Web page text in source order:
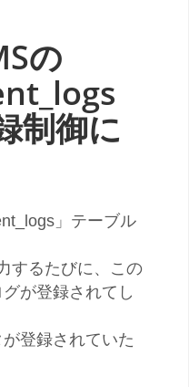
の
制御に
」テーブル
するたびに、この
が登録されてし
登録されていた